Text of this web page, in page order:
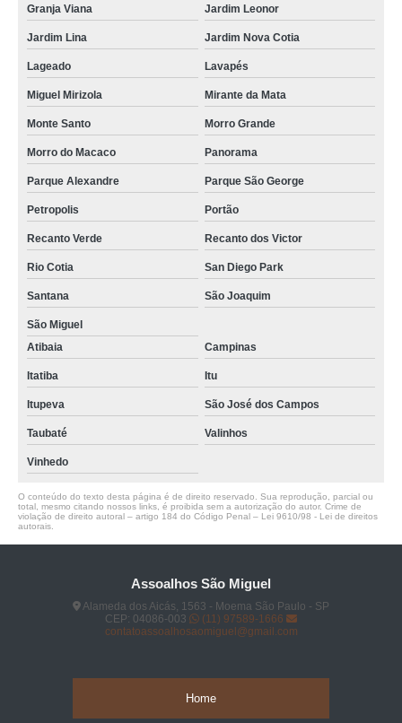
Granja Viana Jardim Leonor
Jardim Lina Jardim Nova Cotia
Lageado Lavapés
Miguel Mirizola Mirante da Mata
Monte Santo Morro Grande
Morro do Macaco Panorama
Parque Alexandre Parque São George
Petropolis Portão
Recanto Verde Recanto dos Victor
Rio Cotia San Diego Park
Santana São Joaquim
São Miguel
Atibaia
Campinas
Itatiba Itu
Itupeva São José dos Campos
Taubaté Valinhos
Vinhedo
O conteúdo do texto desta página é de direito reservado. Sua reprodução, parcial ou
total, mesmo citando nossos links, é proibida sem a autorização do autor. Crime de
violação de direito autoral – artigo 184 do Código Penal – Lei 9610/98 - Lei de direitos
autorais
Assoalhos São Miguel
Alameda dos Aicás, 1563 - Moema São Paulo - SP
CEP: 04086-003
(11) 97589-1666
contatoassoalhosaomiguel@gmail.com
Home